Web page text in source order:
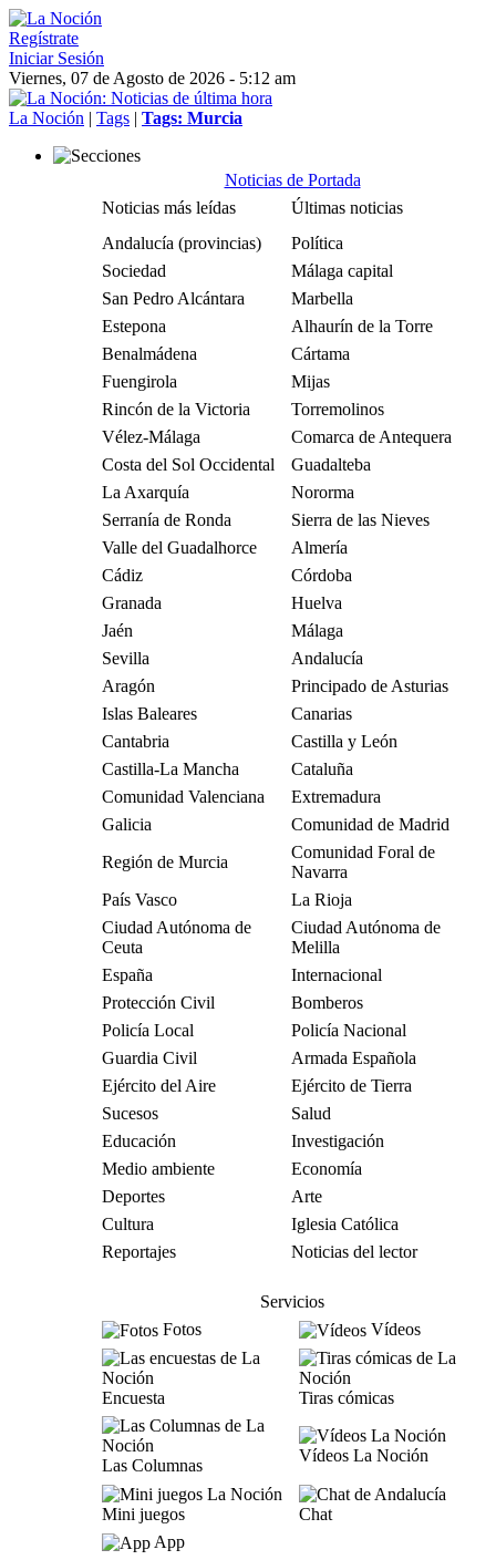
Regístrate
Iniciar Sesión
Viernes, 07 de Agosto de 2026 - 5:12 am
La Noción | Tags | Tags: Murcia
Noticias de Portada
Noticias más leídas
Últimas noticias
Andalucía (provincias)
Política
Sociedad
Málaga capital
San Pedro Alcántara
Marbella
Estepona
Alhaurín de la Torre
Benalmádena
Cártama
Fuengirola
Mijas
Rincón de la Victoria
Torremolinos
Vélez-Málaga
Comarca de Antequera
Costa del Sol Occidental
Guadalteba
La Axarquía
Nororma
Serranía de Ronda
Sierra de las Nieves
Valle del Guadalhorce
Almería
Cádiz
Córdoba
Granada
Huelva
Jaén
Málaga
Sevilla
Andalucía
Aragón
Principado de Asturias
Islas Baleares
Canarias
Cantabria
Castilla y León
Castilla-La Mancha
Cataluña
Comunidad Valenciana
Extremadura
Galicia
Comunidad de Madrid
Región de Murcia
Comunidad Foral de
Navarra
País Vasco
La Rioja
Ciudad Autónoma de
Ceuta
Ciudad Autónoma de
Melilla
España
Internacional
Protección Civil
Bomberos
Policía Local
Policía Nacional
Guardia Civil
Armada Española
Ejército del Aire
Ejército de Tierra
Sucesos
Salud
Educación
Investigación
Medio ambiente
Economía
Deportes
Arte
Cultura
Iglesia Católica
Reportajes
Noticias del lector
Servicios
Fotos
Vídeos
Encuesta Tiras cómicas
Las Columnas
Vídeos La Noción
Mini juegos
Chat
App